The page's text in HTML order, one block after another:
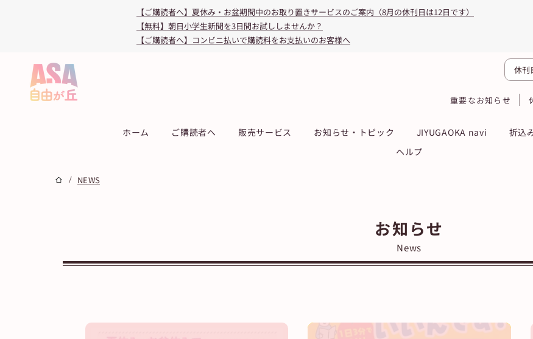
【ご購読者へ】夏休み・お盆期間中のお取り置きサービスのご案内（8月の休刊日は12日です）
【無料】朝日小学生新聞を3日間お試ししませんか？
【ご購読者へ】コンビニ払いで購読料をお支払いのお客様へ
休刊
重要なお知らせ
ホーム ご購読者へ 販売サービス お知らせ・トピック JIYUGAOKA navi 折込
ヘルプ
/ NEWS
お知らせ
News